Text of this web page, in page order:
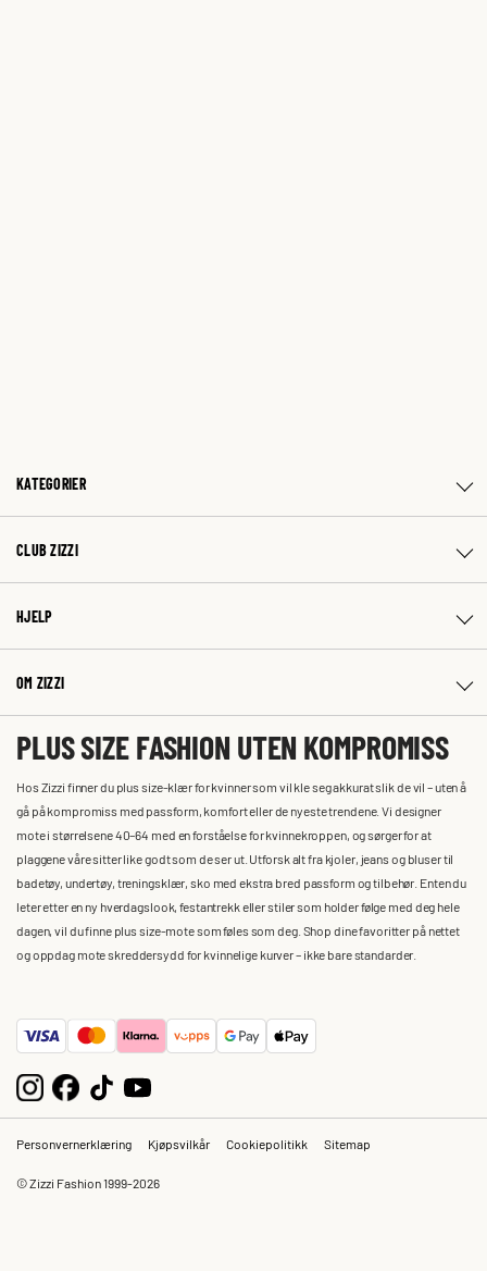
KATEGORIER
CLUB ZIZZI
HJELP
OM ZIZZI
PLUS SIZE FASHION UTEN KOMPROMISS
Hos Zizzi finner du plus size-klær for kvinner som vil kle seg akkurat slik de vil – uten å
gå på kompromiss med passform, komfort eller de nyeste trendene. Vi designer
mote i størrelsene 40–64 med en forståelse for kvinnekroppen, og sørger for at
plaggene våre sitter like godt som de ser ut. Utforsk alt fra kjoler, jeans og bluser til
badetøy, undertøy, treningsklær, sko med ekstra bred passform og tilbehør. Enten du
leter etter en ny hverdagslook, festantrekk eller stiler som holder følge med deg hele
dagen, vil du finne plus size-mote som føles som deg. Shop dine favoritter på nettet
og oppdag mote skreddersydd for kvinnelige kurver – ikke bare standarder.
Personvernerklæring Kjøpsvilkår Cookiepolitikk Sitemap
© Zizzi Fashion 1999-2026